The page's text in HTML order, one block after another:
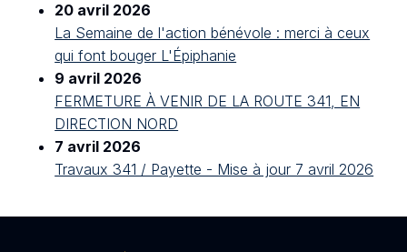
20 avril 2026
La Semaine de l'action bénévole : merci à ceux
qui font bouger L'Épiphanie
9 avril 2026
FERMETURE À VENIR DE LA ROUTE 341, EN
DIRECTION NORD
7 avril 2026
Travaux 341 / Payette - Mise à jour 7 avril 2026